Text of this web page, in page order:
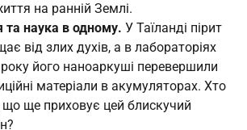
на ранній Землі.
та наука в одному. У Таїланді пірит
від злих духів, а в лабораторіях
його наноаркуші перевершили
матеріали в акумуляторах. Хто
що ще приховує цей блискучий